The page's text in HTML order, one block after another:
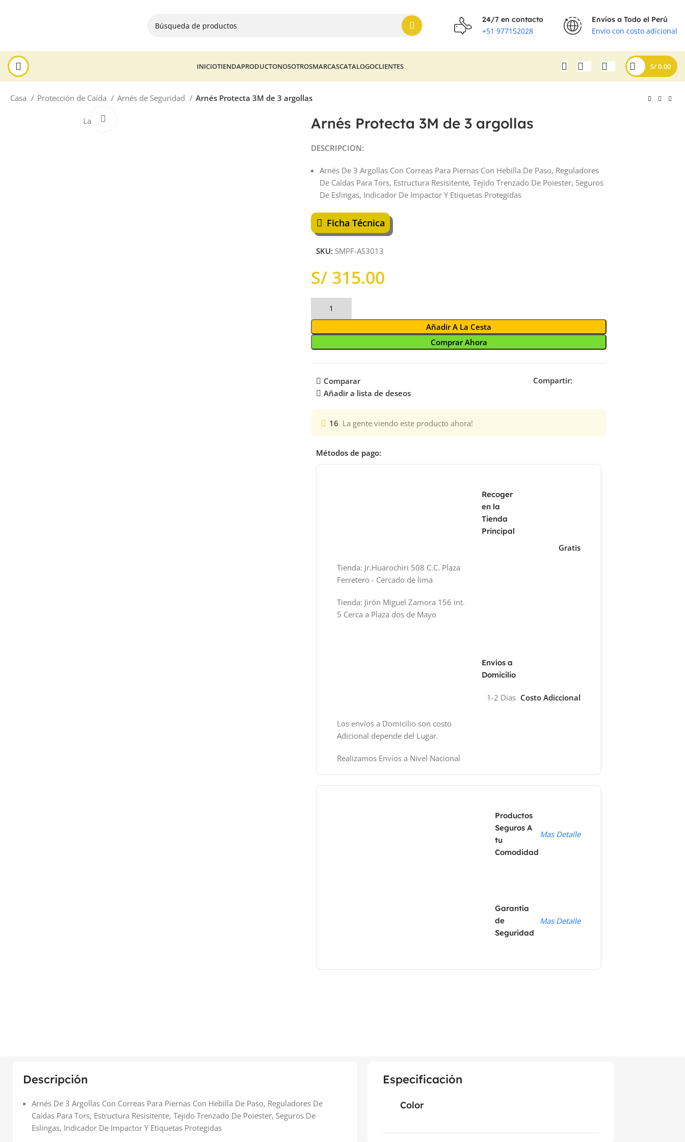
24/7 en contacto
+51 977152028
Envíos a Todo el Perú
Envío con costo adicional
INICIOTIENDAPRODUCTONOSOTROSMARCASCATALOGOCLIENTES S/0.00
Casa Protección de Caída Arnés de Seguridad Arnés Protecta 3M de 3 argollas
La venta! Arnés Protecta 3M de 3 argollas
DESCRIPCION:
Arnés De 3 Argollas Con Correas Para Piernas Con Hebilla De Paso, Reguladores
De Caídas Para Tors, Estructura Resisitente, Tejido Trenzado De Poiester, Seguros
De Eslingas, Indicador De Impactor Y Etiquetas Protegidas
Ficha Técnica
SKU: SMPF-AS3013
S/
Añadir A La Cesta
Comprar Ahora
Comparar
Añadir a lista de deseos
Compartir:
16 La gente viendo este producto ahora!
Métodos de pago:
Recoger
en la
Tienda
Principal
Tienda: Jr.Huarochiri 508 C.C. Plaza
Ferretero - Cercado de lima
Tienda: Jirón Miguel Zamora 156 int.
5 Cerca a Plaza dos de Mayo
Gratis
Envíos a
Domicilio
Los envíos a Domicilio son costo
Adicional depende del Lugar.
Realizamos Envíos a Nivel Nacional
1-2 Dias Costo Adiccional
Productos
Seguros A
tu
Comodidad
Mas Detalle
Garantía
de
Seguridad
Mas Detalle
Descripción
Arnés De 3 Argollas Con Correas Para Piernas Con Hebilla De Paso, Reguladores De
Caídas Para Tors, Estructura Resisitente, Tejido Trenzado De Poiester, Seguros De
Eslingas, Indicador De Impactor Y Etiquetas Protegidas
Especificación
Color